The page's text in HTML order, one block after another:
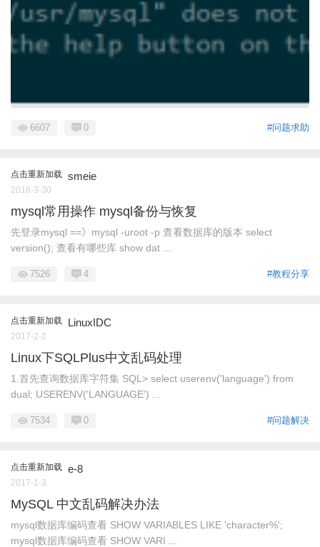
#问题求助
6607 0
点击重新加载 smeie
2016-3-30
mysql常用操作 mysql备份与恢复
先登录mysql ==》mysql -uroot -p 查看数据库的版本 select
version(); 查看有哪些库 show dat ...
#教程分享
7526 4
点击重新加载 LinuxIDC
2017-2-2
Linux下SQLPlus中文乱码处理
1.首先查询数据库字符集 SQL> select userenv('language') from
dual; USERENV('LANGUAGE') ...
#问题解决
7534 0
点击重新加载 e-8
2017-1-3
MySQL 中文乱码解决办法
mysql数据库编码查看 SHOW VARIABLES LIKE 'character%';
mysql数据库编码查看 SHOW VARI ...